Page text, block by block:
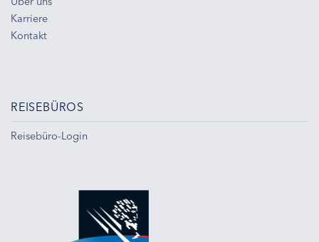
Karriere
Kontakt
REISEBÜROS
Reisebüro-Login